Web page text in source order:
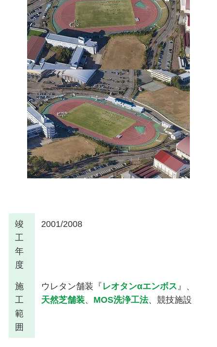
竣
工
年
度
2001/2008
施
工
範
囲
ウレタン舗装『 レオタンαエンボス 』、
天然芝舗装、 MOS洗浄工法、競技施設